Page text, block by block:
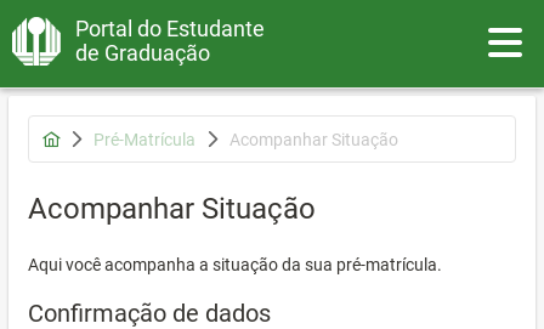
Portal do Estudante
de Graduação
Pré-Matrícula Acompanhar Situação
Acompanhar Situação
Aqui você acompanha a situação da sua pré-matrícula.
Confirmação de dados